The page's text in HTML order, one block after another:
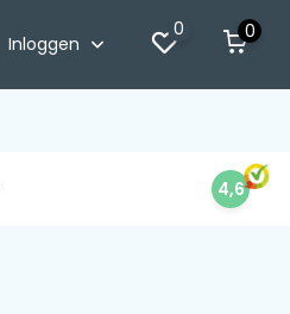
Inloggen
0 0
4,6